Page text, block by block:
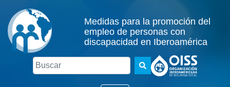
Medidas para la promoción del
empleo de personas con
discapacidad en Iberoamérica
Buscar